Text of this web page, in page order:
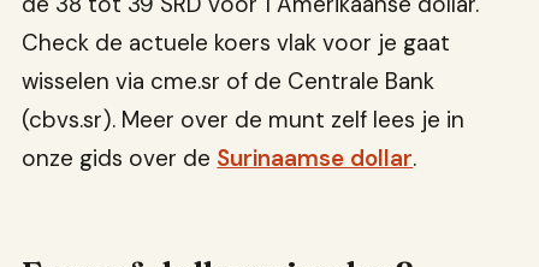
Check de actuele koers vlak voor je gaat
wisselen via cme.sr of de Centrale Bank
(cbvs.sr). Meer over de munt zelf lees je in
onze gids over de Surinaamse dollar.